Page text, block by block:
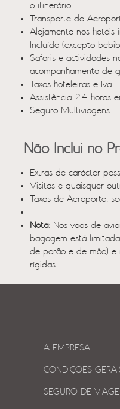
o itinerário
Transporte do
Alojamento nos hotéis
Incluído (excepto
Safaris e actividades
acompanhamento de
Taxas hoteleiras e Iva
Assistência 24 horas
Seguro Multiviagens
Não Inclui no
Extras de carácter
Visitas e quaisquer
Taxas de Aeroporto,
Nota: Nos voos de
bagagem está
de porão e de mão) e
rígidas.
A EMPRESA
CONDIÇÕES
SEGURO DE